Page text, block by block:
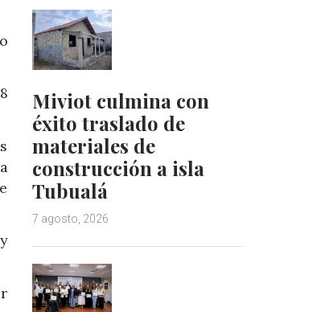
Miviot culmina con
éxito traslado de
materiales de
construcción a isla
Tubualá
7 agosto, 2026